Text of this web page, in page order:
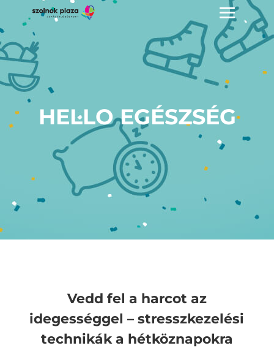
HELLO EGÉSZSÉG
Vedd fel a harcot az
idegességgel – stresszkezelési
technikák a hétköznapokra